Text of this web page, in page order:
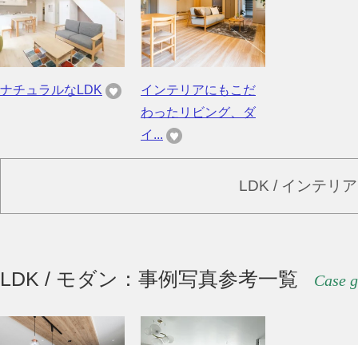
ナチュラルなLDK
インテリアにもこだ
わったリビング、ダ
イ...
LDK / インテリ
LDK / モダン：事例写真参考一覧 Case